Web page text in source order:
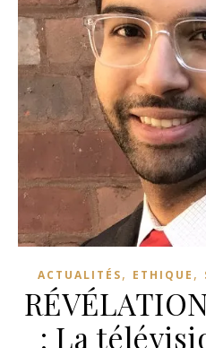
ACTUALITÉS, ETHIQUE ,
: La